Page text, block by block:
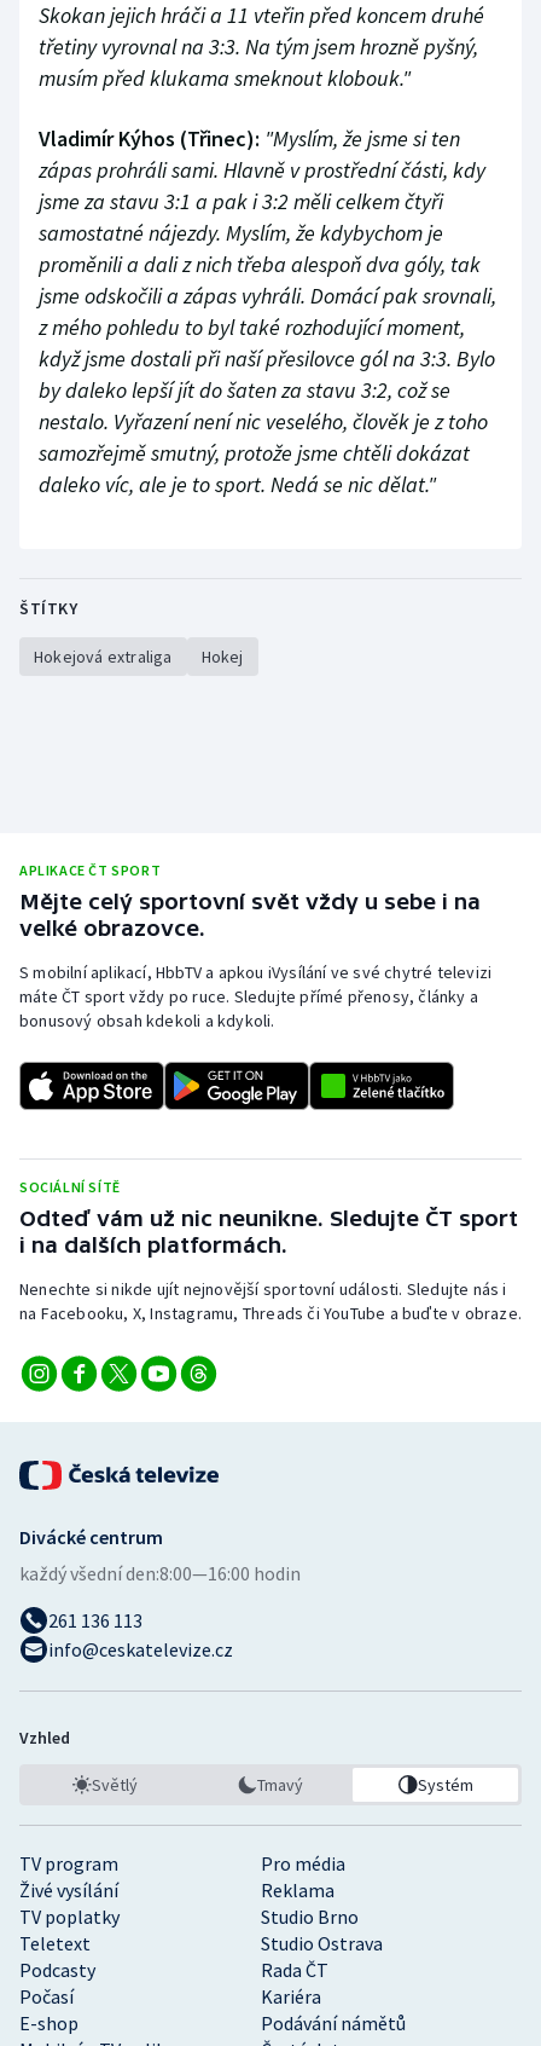
Skokan jejich hráči a 11 vteřin před koncem druhé
třetiny vyrovnal na 3:3. Na tým jsem hrozně pyšný,
musím před klukama smeknout klobouk."
Vladimír Kýhos (Třinec): "Myslím, že jsme si ten
zápas prohráli sami. Hlavně v prostřední části, kdy
jsme za stavu 3:1 a pak i 3:2 měli celkem čtyři
samostatné nájezdy. Myslím, že kdybychom je
proměnili a dali z nich třeba alespoň dva góly, tak
jsme odskočili a zápas vyhráli. Domácí pak srovnali,
z mého pohledu to byl také rozhodující moment,
když jsme dostali při naší přesilovce gól na 3:3. Bylo
by daleko lepší jít do šaten za stavu 3:2, což se
nestalo. Vyřazení není nic veselého, člověk je z toho
samozřejmě smutný, protože jsme chtěli dokázat
daleko víc, ale je to sport. Nedá se nic dělat."
ŠTÍTKY
Hokejová extraliga Hokej
APLIKACE ČT SPORT
Mějte celý sportovní svět vždy u sebe i na
velké obrazovce.
S mobilní aplikací, HbbTV a apkou iVysílání ve své chytré televizi
máte ČT sport vždy po ruce. Sledujte přímé přenosy, články a
bonusový obsah kdekoli a kdykoli.
SOCIÁLNÍ SÍTĚ
Odteď vám už nic neunikne. Sledujte ČT sport
i na dalších platformách.
Nenechte si nikde ujít nejnovější sportovní události. Sledujte nás i
na Facebooku, X, Instagramu, Threads či YouTube a buďte v obraze.
TV program
Pro média
Živé vysílání
Reklama
TV poplatky
Studio Brno
Teletext
Studio Ostrava
Podcasty
Rada ČT
Počasí
Kariéra
E-shop
Podávání námětů
Divácké centrum
každý všední den:8:00—16:00 hodin
261 136 113
info@ceskatelevize.cz
Vzhled
Světlý Tmavý Systém